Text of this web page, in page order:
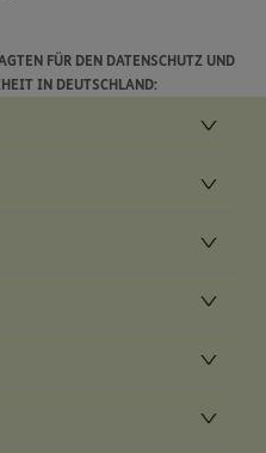
FÜR DEN DATENSCHUTZ UND
IN DEUTSCHLAND: